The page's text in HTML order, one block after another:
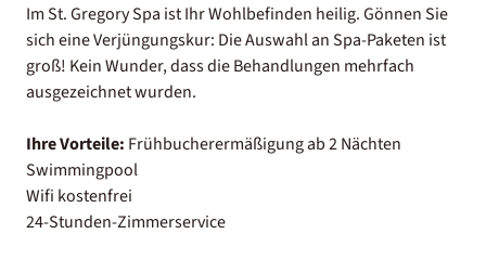
Im St. Gregory Spa ist Ihr Wohlbefinden heilig. Gönnen Sie
sich eine Verjüngungskur: Die Auswahl an Spa-Paketen ist
groß! Kein Wunder, dass die Behandlungen mehrfach
ausgezeichnet wurden.
Ihre Vorteile: Frühbucherermäßigung ab 2 Nächten
Swimmingpool
Wifi kostenfrei
24-Stunden-Zimmerservice